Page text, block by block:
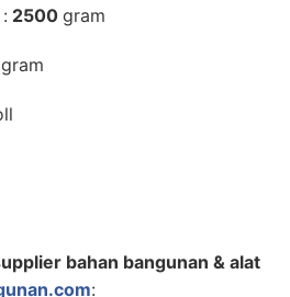
2500 gram
gram
bahan bangunan & alat
: